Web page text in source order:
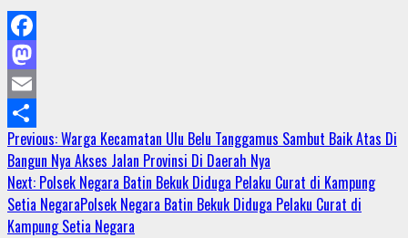
Facebook
Mastodon
Email
Share
Continue
Reading
Previous:Warga Kecamatan Ulu Belu Tanggamus Sambut Baik Atas Di
Bangun Nya Akses Jalan Provinsi Di Daerah Nya
Next: Polsek Negara Batin Bekuk Diduga Pelaku Curat di Kampung
Setia NegaraPolsek Negara Batin Bekuk Diduga Pelaku Curat di
Kampung Setia Negara